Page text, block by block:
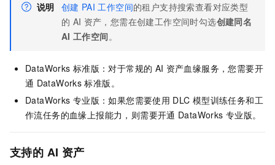
说明 创建 PAI 工作空间的租户支持搜索查看对应类型
的 AI 资产，您需在创建工作空间时勾选创建同名
AI 工作空间。
DataWorks 标准版：对于常规的 AI 资产血缘服务，您需要开
通 DataWorks 标准版。
DataWorks 专业版：如果您需要使用 DLC 模型训练任务和工
作流任务的血缘上报能力，则需要开通 DataWorks 专业版。
支持的 AI 资产